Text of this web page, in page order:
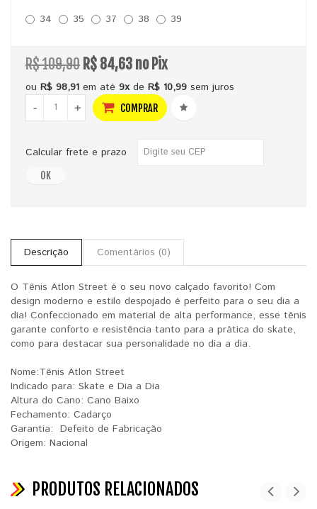
34 35 37 38 39
R$ 109,90 R$ 84,63 no Pix
ou R$ 98,91 em até 9xde R$ 10,99 sem juros
-
+ COMPRAR
Calcular frete e prazo
OK
Descrição Comentários (0)
O Tênis Atlon Street é o seu novo calçado favorito! Com
design moderno e estilo despojado é perfeito para o seu dia a
dia! Confeccionado em material de alta performance, esse tênis
garante conforto e resistência tanto para a prática do skate,
como para destacar sua personalidade no dia a dia.
Nome:Tênis Atlon Street
Indicado para: Skate e Dia a Dia
Altura do Cano: Cano Baixo
Fechamento: Cadarço
Garantia: Defeito de Fabricação
Origem: Nacional
PRODUTOS RELACIONADOS